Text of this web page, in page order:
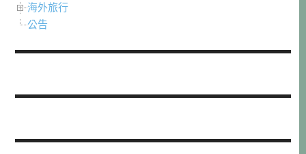
海外旅行
公告